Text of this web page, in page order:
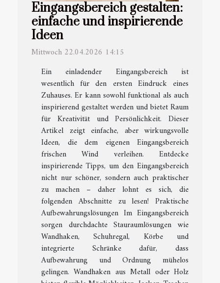
Eingangsbereich gestalten:
einfache und inspirierende
Ideen
Mittwoch 22.04.2026 14:15
Ein einladender Eingangsbereich ist
wesentlich für den ersten Eindruck eines
Zuhauses. Er kann sowohl funktional als auch
inspirierend gestaltet werden und bietet Raum
für Kreativität und Persönlichkeit. Dieser
Artikel zeigt einfache, aber wirkungsvolle
Ideen, die dem eigenen Eingangsbereich
frischen Wind verleihen. Entdecke
inspirierende Tipps, um den Eingangsbereich
nicht nur schöner, sondern auch praktischer
zu machen – daher lohnt es sich, die
folgenden Abschnitte zu lesen! Praktische
Aufbewahrungslösungen Im Eingangsbereich
sorgen durchdachte Stauraumlösungen wie
Wandhaken, Schuhregal, Körbe und
integrierte Schränke dafür, dass
Aufbewahrung und Ordnung mühelos
gelingen. Wandhaken aus Metall oder Holz